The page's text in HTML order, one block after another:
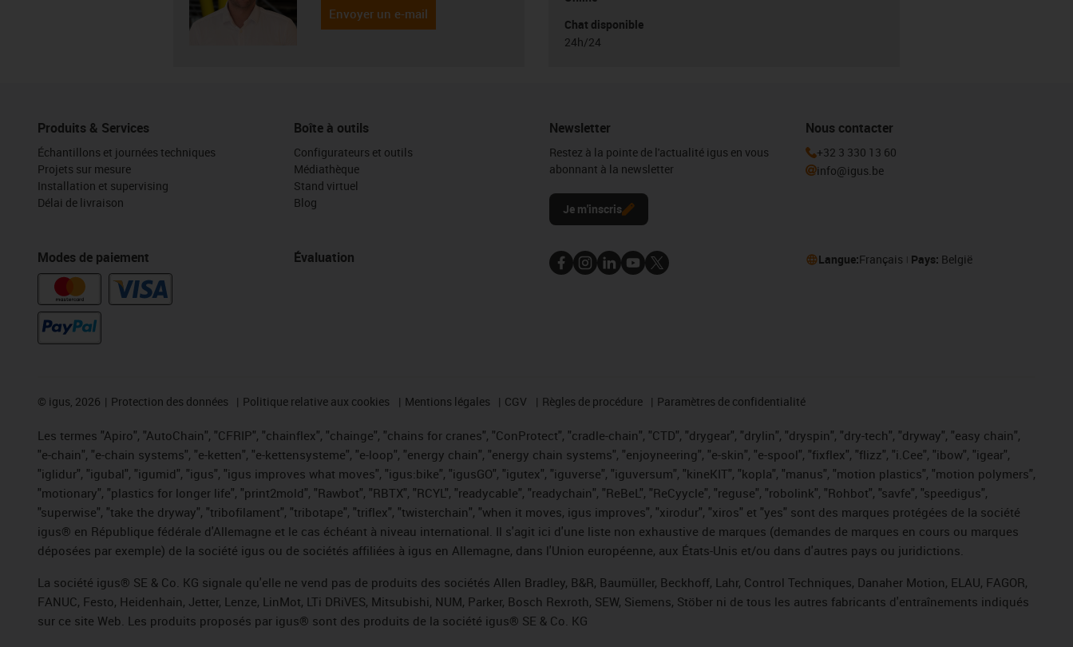
Envoyer un e-mail
Chat disponible
24h/24
Produits & Services
Échantillons et journées techniques
Projets sur mesure
Installation et supervising
Délai de livraison
Modes de paiement
Boîte à outils
Configurateurs et outils
Médiathèque
Stand virtuel
Blog
Évaluation
Newsletter
Restez à la pointe de l'actualité igus en vous
abonnant à la newsletter
Je m'inscris
Nous contacter
+32 3 330 13 60
info@igus.be
Langue:Français Pays: België
© igus, 2026 Protection des données Politique relative aux cookies Mentions légales CGV Règles de procédure Paramètres de confidentialité
Les termes "Apiro", "AutoChain", "CFRIP", "chainflex", "chainge", "chains for cranes", "ConProtect", "cradle-chain", "CTD", "drygear", "drylin", "dryspin", "dry-tech", "dryway", "easy chain",
"e-chain", "e-chain systems", "e-ketten", "e-kettensysteme", "e-loop", "energy chain", "energy chain systems", "enjoyneering", "e-skin", "e-spool", "fixflex", "flizz", "i.Cee", "ibow", "igear",
"iglidur", "igubal", "igumid", "igus", "igus improves what moves", "igus:bike", "igusGO", "igutex", "iguverse", "iguversum", "kineKIT", "kopla", "manus", "motion plastics", "motion polymers",
"motionary", "plastics for longer life", "print2mold", "Rawbot", "RBTX", "RCYL", "readycable", "readychain", "ReBeL", "ReCyycle", "reguse", "robolink", "Rohbot", "savfe", "speedigus",
"superwise", "take the dryway", "tribofilament", "tribotape", "triflex", "twisterchain", "when it moves, igus improves", "xirodur", "xiros" et "yes" sont des marques protégées de la société
igus® en République fédérale d'Allemagne et le cas échéant à niveau international. Il s'agit ici d'une liste non exhaustive de marques (demandes de marques en cours ou marques
déposées par exemple) de la société igus ou de sociétés affiliées à igus en Allemagne, dans l'Union européenne, aux États-Unis et/ou dans d'autres pays ou juridictions.
La société igus® SE & Co. KG signale qu'elle ne vend pas de produits des sociétés Allen Bradley, B&R, Baumüller, Beckhoff, Lahr, Control Techniques, Danaher Motion, ELAU, FAGOR,
FANUC, Festo, Heidenhain, Jetter, Lenze, LinMot, LTi DRiVES, Mitsubishi, NUM, Parker, Bosch Rexroth, SEW, Siemens, Stöber ni de tous les autres fabricants d'entraînements indiqués
sur ce site Web. Les produits proposés par igus® sont des produits de la société igus® SE & Co. KG